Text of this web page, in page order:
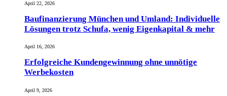
April 22, 2026
Baufinanzierung München und Umland: Individuelle
Lösungen trotz Schufa, wenig Eigenkapital & mehr
April 16, 2026
Erfolgreiche Kundengewinnung ohne unnötige
Werbekosten
April 9, 2026